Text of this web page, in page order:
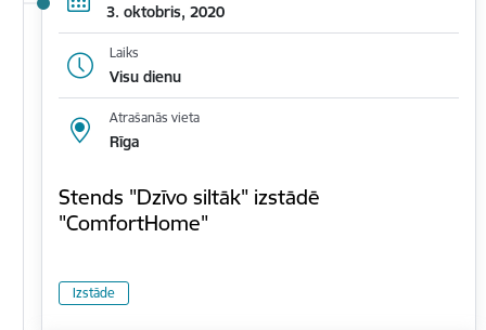
3. oktobris, 2020
Laiks
Visu dienu
Atrašanās vieta
Rīga
Stends "Dzīvo siltāk" izstādē
"ComfortHome"
Izstāde